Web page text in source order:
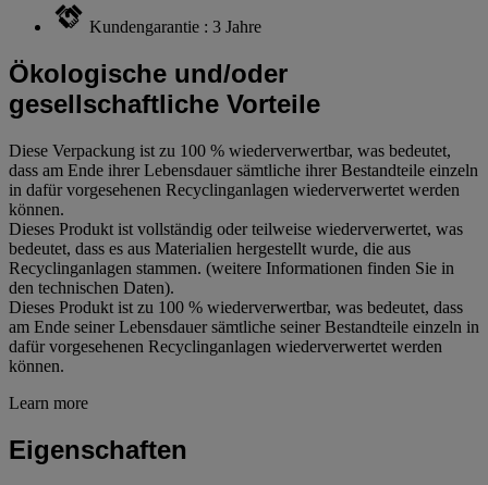
Kundengarantie : 3 Jahre
Ökologische und/oder
gesellschaftliche Vorteile
Diese Verpackung ist zu 100 % wiederverwertbar, was bedeutet,
dass am Ende ihrer Lebensdauer sämtliche ihrer Bestandteile einzeln
in dafür vorgesehenen Recyclinganlagen wiederverwertet werden
können.
Dieses Produkt ist vollständig oder teilweise wiederverwertet, was
bedeutet, dass es aus Materialien hergestellt wurde, die aus
Recyclinganlagen stammen. (weitere Informationen finden Sie in
den technischen Daten).
Dieses Produkt ist zu 100 % wiederverwertbar, was bedeutet, dass
am Ende seiner Lebensdauer sämtliche seiner Bestandteile einzeln in
dafür vorgesehenen Recyclinganlagen wiederverwertet werden
können.
Learn more
Eigenschaften